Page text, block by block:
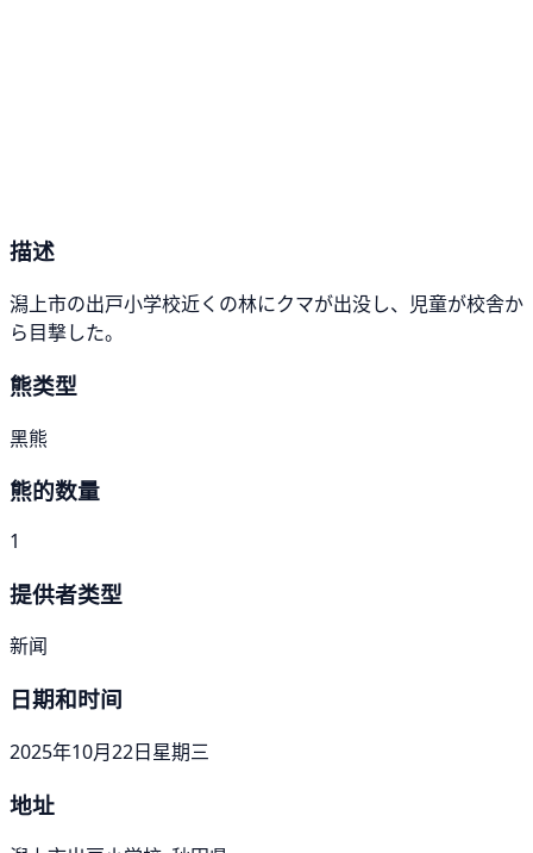
描述
潟上市の出戸小学校近くの林にクマが出没し、児童が校舎か
ら目撃した。
熊类型
黑熊
熊的数量
1
提供者类型
新闻
日期和时间
2025年10月22日星期三
地址